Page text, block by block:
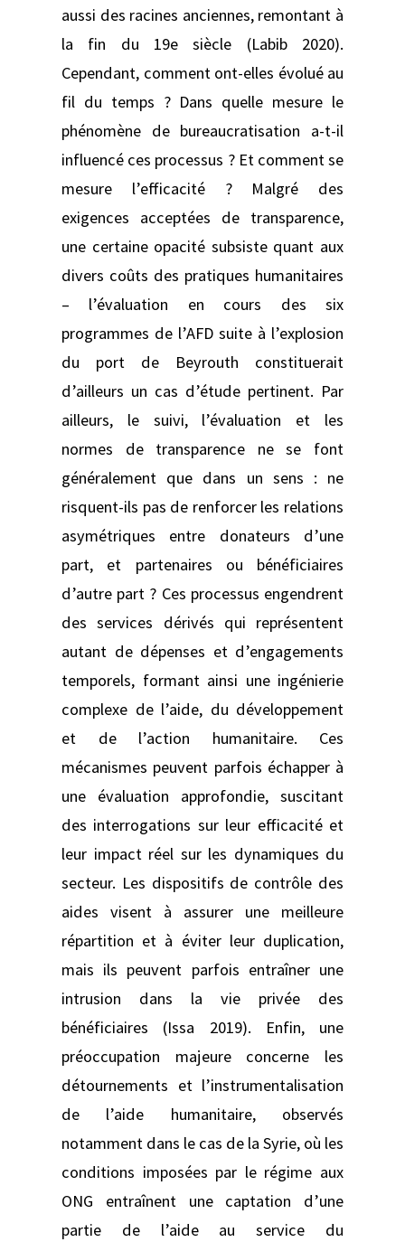
aussi des racines anciennes, remontant à
la fin du 19e siècle (Labib 2020).
Cependant, comment ont-elles évolué au
fil du temps ? Dans quelle mesure le
phénomène de bureaucratisation a-t-il
influencé ces processus ? Et comment se
mesure l’efficacité ? Malgré des
exigences acceptées de transparence,
une certaine opacité subsiste quant aux
divers coûts des pratiques humanitaires
– l’évaluation en cours des six
programmes de l’AFD suite à l’explosion
du port de Beyrouth constituerait
d’ailleurs un cas d’étude pertinent. Par
ailleurs, le suivi, l’évaluation et les
normes de transparence ne se font
généralement que dans un sens : ne
risquent-ils pas de renforcer les relations
asymétriques entre donateurs d’une
part, et partenaires ou bénéficiaires
d’autre part ? Ces processus engendrent
des services dérivés qui représentent
autant de dépenses et d’engagements
temporels, formant ainsi une ingénierie
complexe de l’aide, du développement
et de l’action humanitaire. Ces
mécanismes peuvent parfois échapper à
une évaluation approfondie, suscitant
des interrogations sur leur efficacité et
leur impact réel sur les dynamiques du
secteur. Les dispositifs de contrôle des
aides visent à assurer une meilleure
répartition et à éviter leur duplication,
mais ils peuvent parfois entraîner une
intrusion dans la vie privée des
bénéficiaires (Issa 2019). Enfin, une
préoccupation majeure concerne les
détournements et l’instrumentalisation
de l’aide humanitaire, observés
notamment dans le cas de la Syrie, où les
conditions imposées par le régime aux
ONG entraînent une captation d’une
partie de l’aide au service du